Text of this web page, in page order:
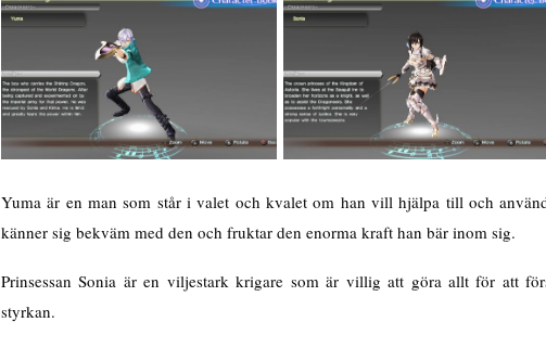
Yuma är en man som står i valet och kvalet om han vill hjälpa till och
känner sig bekväm med den och fruktar den enorma kraft han bär inom sig.
Prinsessan Sonia är en viljestark krigare som är villig att göra allt för att
styrkan.